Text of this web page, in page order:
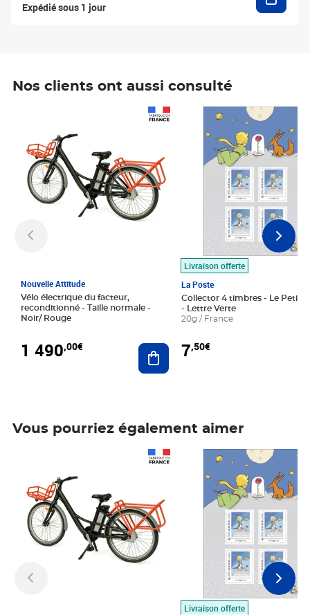
Expédié sous 1 jour
Nos clients ont aussi consulté
Nouvelle Attitude
Vélo électrique du facteur,
reconditionné - Taille normale -
Noir/ Rouge
1 490,00€ Ajouter au panier
Livraison offerte
La Poste
Collector 4 timbres - Le Petit
- Lettre Verte
20g / France
7,50€
Prix 7,50€
Vous pourriez également aimer
Livraison offerte
Prix 7,50€